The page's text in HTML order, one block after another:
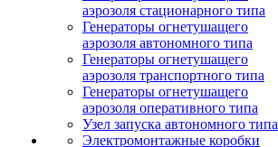
аэрозоля стационарного типа
Генераторы огнетушащего
аэрозоля автономного типа
Генераторы огнетушащего
аэрозоля транспортного типа
Генераторы огнетушащего
аэрозоля оперативного типа
Узел запуска автономного типа
Электромонтажные коробки